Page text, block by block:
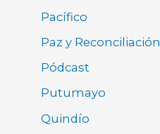
Pacífico
Paz y Reconciliación
Pódcast
Putumayo
Quindío